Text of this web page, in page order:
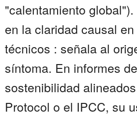
"calentamiento
en la claridad causal
técnicos : señala al
síntoma. En informes de
sostenibilidad
Protocol o el IPCC, su